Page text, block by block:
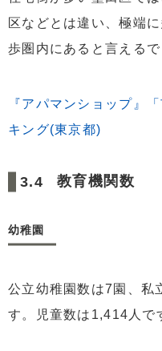
区などとは違い、極端
歩圏内にあると言えるで
『アパマンショップ』
キング(東京都)
教育機関数
幼稚園
公立幼稚園数は7園、私
す。児童数は1,414人で